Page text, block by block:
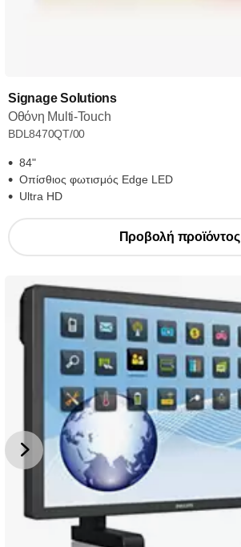
Signage Solutions
Οθόνη Multi-Touch
BDL8470QT/00
84"
Οπίσθιος φωτισμός Edge LED
Ultra HD
Προβολή προϊόντος